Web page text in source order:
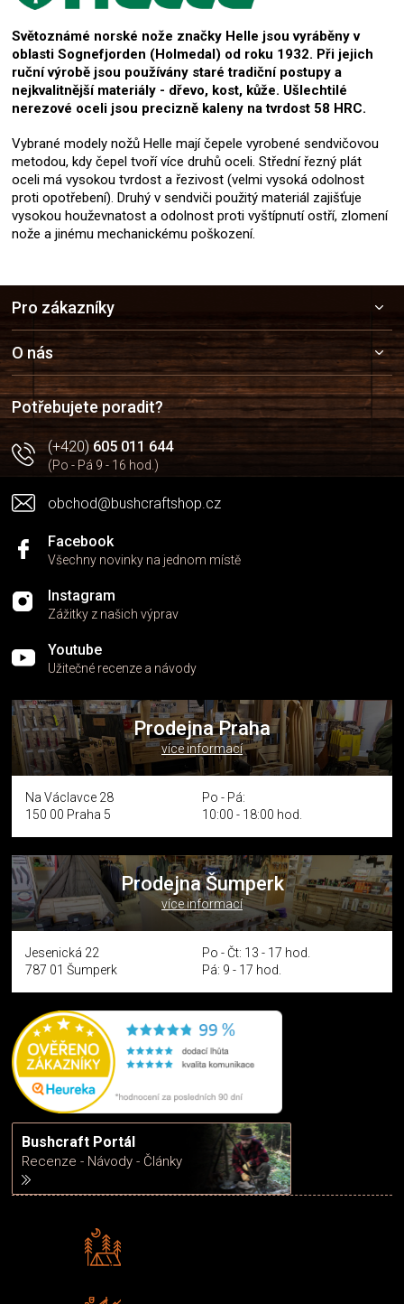
Světoznámé norské nože značky Helle jsou vyráběny v
oblasti Sognefjorden (Holmedal) od roku 1932. Při jejich
ruční výrobě jsou používány staré tradiční postupy a
nejkvalitnější materiály - dřevo, kost, kůže. Ušlechtilé
nerezové oceli jsou precizně kaleny na tvrdost 58 HRC.
Vybrané modely nožů Helle mají čepele vyrobené sendvičovou
metodou, kdy čepel tvoří více druhů oceli. Střední řezný plát
oceli má vysokou tvrdost a řezivost (velmi vysoká odolnost
proti opotřebení). Druhý v sendviči použitý materiál zajišťuje
vysokou houževnatost a odolnost proti vyštípnutí ostří, zlomení
nože a jinému mechanickému poškození.
a
t
í
Pro zákazníky
O nás
Potřebujete poradit?
(+420)605 011 644
(Po - Pá 9 - 16 hod.)
obchod@bushcraftshop.cz
Facebook
Všechny novinky na jednom místě
Instagram
Zážitky z našich výprav
Youtube
Užitečné recenze a návody
Prodejna Praha
více informací
Na Václavce 28
150 00 Praha 5
Po - Pá:
10:00 - 18:00 hod.
Prodejna Šumperk
více informací
Jesenická 22
787 01 Šumperk
Po - Čt: 13 - 17 hod.
Pá: 9 - 17 hod.
Bushcraft Portál
Recenze - Návody - Články